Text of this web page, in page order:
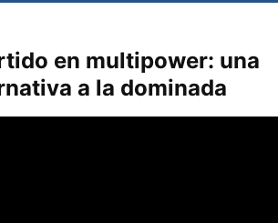
en multipower: una
a la dominada